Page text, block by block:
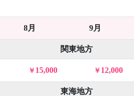
8月 9月
関東地方
15,000 12,000
東海地方